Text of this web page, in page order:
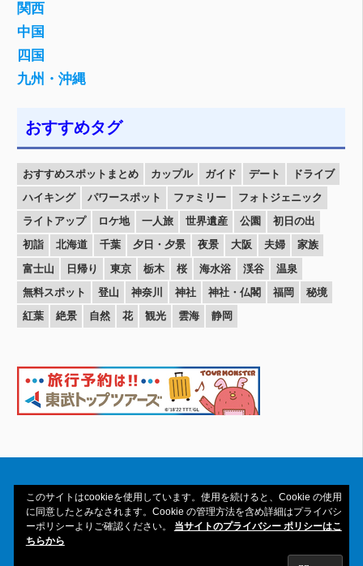
関西
中国
四国
九州・沖縄
おすすめタグ
おすすめスポットまとめ カップル ガイド デート
ドライブ
ハイキング
パワースポット ファミリー
フォトジェニック
ライトアップ
ロケ地 一人旅 世界遺産 公園
初日の出
初詣
北海道 千葉 夕日・夕景 夜景 大阪 夫婦
家族
富士山
日帰り 東京 栃木 桜 海水浴 渓谷
温泉
無料スポット
登山 神奈川 神社 神社・仏閣 福岡
秘境
紅葉
絶景 自然 花 観光 雲海 静岡
Copyright© 2016-2026amAtavi All Rights
このサイトはcookieを使用しています。使用を続けると、Cookie の使用
に同意したとみなされます。Cookie の管理方法を含め詳細はプライバシ
ーポリシーよりご確認ください。 当サイトのプライバシー ポリシーはこ
ちらから